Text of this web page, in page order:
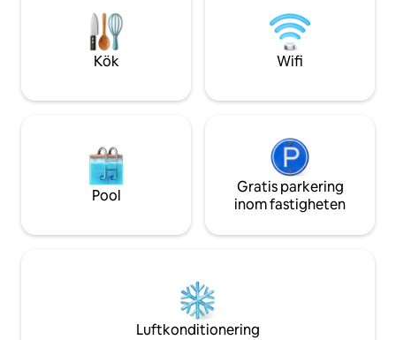
utomhus Toaletter: 2 inomhus/1
utomhus Tvättmaskinen och
torktumlaren är också tillgängliga utan
taiwanesiska ・ Husdjur tillåtna (upp till 3)
Beläget på en plats där du kan njuta av
både naturen och staden, Perfekt för
stora grupper, långtidsvistelser och
öppnade i augusti 2023. Total
våningsbyggnad.
andra våningen,
andra våningen
det användas
familjer och grupper.
använder
öppna utrymmet
utdragen.Det
stimulera din känsla. Det finns
Kök Wifi
Pool
Gratis parkering
inom fastigheten
Luftkonditionering